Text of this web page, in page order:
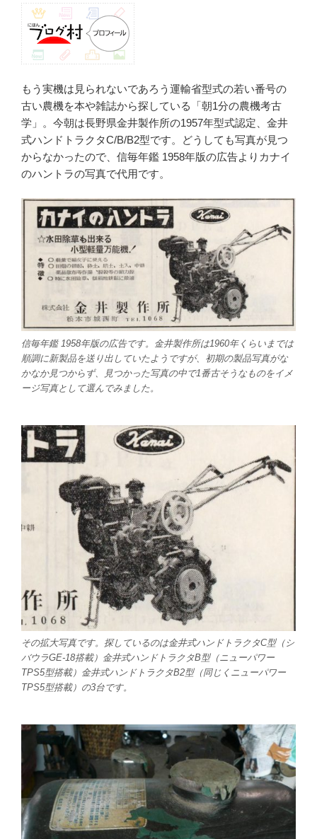
もう実機は見られないであろう運輸省型式の若い番号の
古い農機を本や雑誌から探している「朝1分の農機考古
学」。今朝は長野県金井製作所の1957年型式認定、金井
式ハンドトラクタC/B/B2型です。どうしても写真が見つ
からなかったので、信毎年鑑 1958年版の広告よりカナイ
のハントラの写真で代用です。
信毎年鑑 1958年版の広告です。金井製作所は1960年くらいまでは
順調に新製品を送り出していたようですが、初期の製品写真がな
かなか見つからず、見つかった写真の中で1番古そうなものをイメ
ージ写真として選んでみました。
その拡大写真です。探しているのは金井式ハンドトラクタC型（シ
バウラGE-18搭載）金井式ハンドトラクタB型（ニューパワー
TPS5型搭載）金井式ハンドトラクタB2型（同じくニューパワー
TPS5型搭載）の3台です。